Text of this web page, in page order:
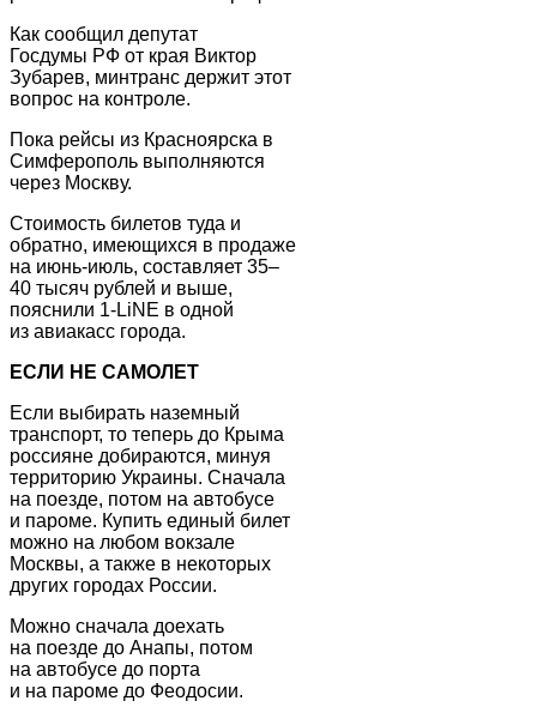
Как сообщил депутат
Госдумы РФ от края Виктор
Зубарев, минтранс держит этот
вопрос на контроле.
Пока рейсы из Красноярска в
Симферополь выполняются
через Москву.
Стоимость билетов туда и
обратно, имеющихся в продаже
на июнь-июль, составляет 35–
40 тысяч рублей и выше,
пояснили 1-LiNE в одной
из авиакасс города.
ЕСЛИ НЕ САМОЛЕТ
Если выбирать наземный
транспорт, то теперь до Крыма
россияне добираются, минуя
территорию Украины. Сначала
на поезде, потом на автобусе
и пароме. Купить единый билет
можно на любом вокзале
Москвы, а также в некоторых
других городах России.
Можно сначала доехать
на поезде до Анапы, потом
на автобусе до порта
и на пароме до Феодосии.